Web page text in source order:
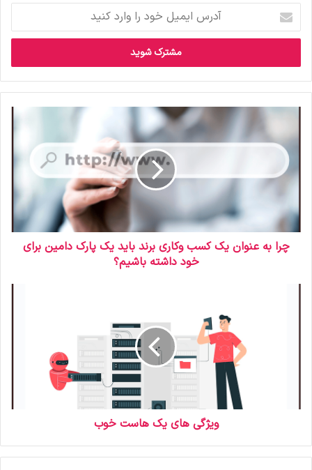
ر
ا
ی
خ
د
و
ا
ن
چرا به عنوان یک کسب وکاری برند باید یک پارک دامین برای
خود داشته باشیم؟
ویژگی های یک هاست خوب